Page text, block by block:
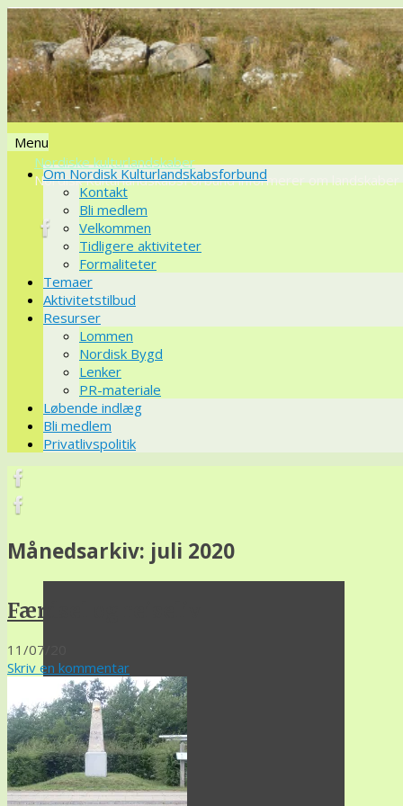
Nordiske kulturlandskaber
Nordisk KulturlandskabsForbund informerer om
Menu
VidereOm Nordisk Kulturlandskabsforbund
Kontakt
Bli medlem
Velkommen
Tidligere aktiviteter
Formaliteter
Temaer
Aktivitetstilbud
Resurser
Lommen
Nordisk Bygd
Lenker
PR-materiale
Løbende indlæg
Bli medlem
Privatlivspolitik
Månedsarkiv: juli 2020
Færdsel og reiseliv
11/07/20
Skriv en kommentar